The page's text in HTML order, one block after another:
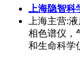
上海隐智
上海主营:
相色谱仪，
和生命科学